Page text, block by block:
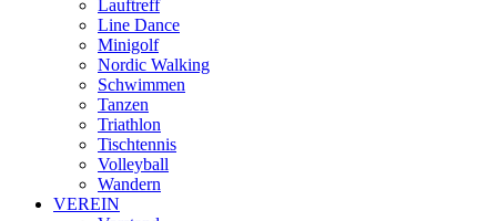
Lauftreff
Line Dance
Minigolf
Nordic Walking
Schwimmen
Tanzen
Triathlon
Tischtennis
Volleyball
Wandern
VEREIN